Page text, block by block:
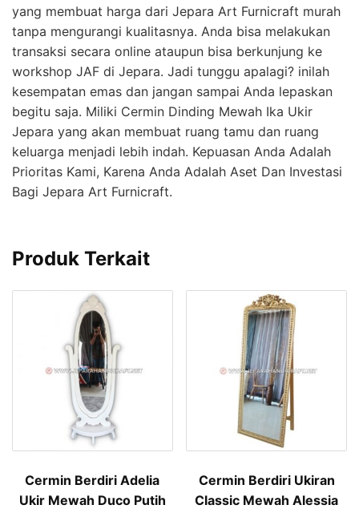
yang membuat harga dari Jepara Art Furnicraft murah
tanpa mengurangi kualitasnya. Anda bisa melakukan
transaksi secara online ataupun bisa berkunjung ke
workshop JAF di Jepara. Jadi tunggu apalagi? inilah
kesempatan emas dan jangan sampai Anda lepaskan
begitu saja. Miliki Cermin Dinding Mewah Ika Ukir
Jepara yang akan membuat ruang tamu dan ruang
keluarga menjadi lebih indah. Kepuasan Anda Adalah
Prioritas Kami, Karena Anda Adalah Aset Dan Investasi
Bagi Jepara Art Furnicraft.
Produk Terkait
Cermin Berdiri Adelia
Ukir Mewah Duco Putih
Cermin Berdiri Ukiran
Classic Mewah Alessia